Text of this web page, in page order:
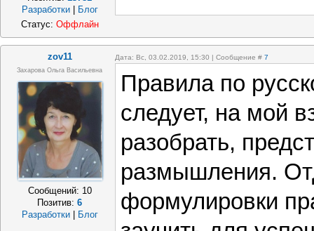
Разработки
Блог
Статус: Оффлайн
zov11 Дата: Вс, 03.02.2019, 15:30 | Сообщение # 7
Захарова Ольга Васильевна
Сообщений: 10
Позитив:6
Разработки
Блог
Правила по
следует, на мой
разобрать,
размышления.
формулировки